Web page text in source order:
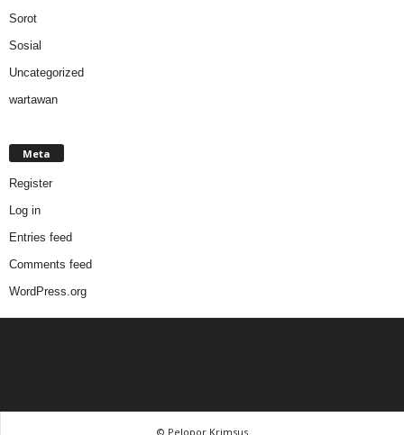
Sorot
Sosial
Uncategorized
wartawan
Meta
Register
Log in
Entries feed
Comments feed
WordPress.org
© Pelopor Krimsus